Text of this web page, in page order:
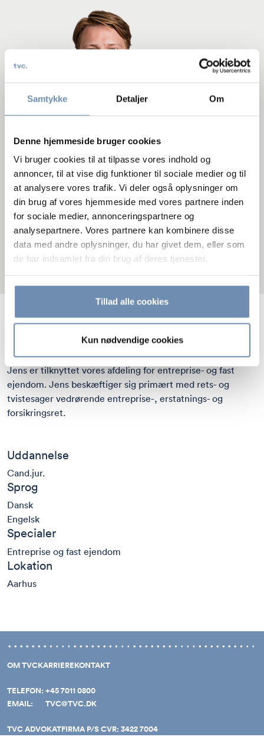
Samtykke Detaljer Om
Denne hjemmeside bruger cookies
Vi bruger cookies til at tilpasse vores indhold og
annoncer, til at vise dig funktioner til sociale medier og til
at analysere vores trafik. Vi deler også oplysninger om
din brug af vores hjemmeside med vores partnere inden
for sociale medier, annonceringspartnere og
analysepartnere. Vores partnere kan kombinere disse
data med andre oplysninger, du har givet dem, eller som
de har indsamlet fra din brug af deres tjenester.
Tillad alle cookies
Kun nødvendige cookies
Jens Skat Heimbürger er advokatfuldmægtig hos TVC
Jens er tilknyttet vores afdeling forentreprise- og fast
ejendom. Jens beskæftiger sig primært med rets- og
tvistesager vedrørende entreprise-, erstatnings- og
forsikringsret.
Uddannelse
Cand.jur.
Sprog
Dansk
Engelsk
Specialer
Entreprise og fast ejendom
Lokation
Aarhus
OM TVCKARRIEREKONTAKT
TELEFON: +45 7011 0800
EMAIL:
TVC@TVC.DK
TVC ADVOKATFIRMA P/S CVR: 3422 7004